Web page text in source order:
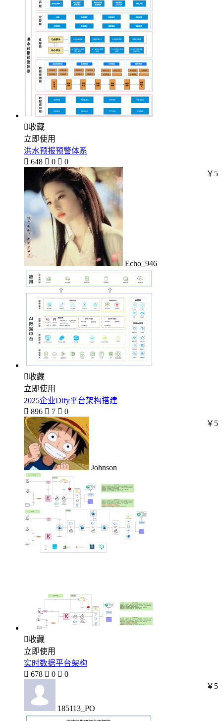
收藏
立即使用
洪水预报预警体系
 648  0  0
Echo_946
￥5
收藏
立即使用
2025企业Dify平台架构搭建
 896  7  0
Johnson
￥5
收藏
立即使用
实时数据平台架构
 678  0  0
185113_PO
￥5